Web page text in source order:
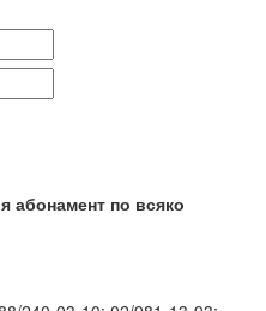
абонамент по всяко